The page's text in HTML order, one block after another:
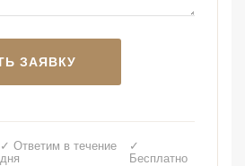
✓ Ответим в течение
дня
✓
Бесплатно